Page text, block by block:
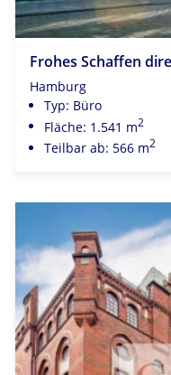
Frohes Schaffen
Hamburg
Typ: Büro
Fläche: 1.541 m2
Teilbar ab: 566 m2